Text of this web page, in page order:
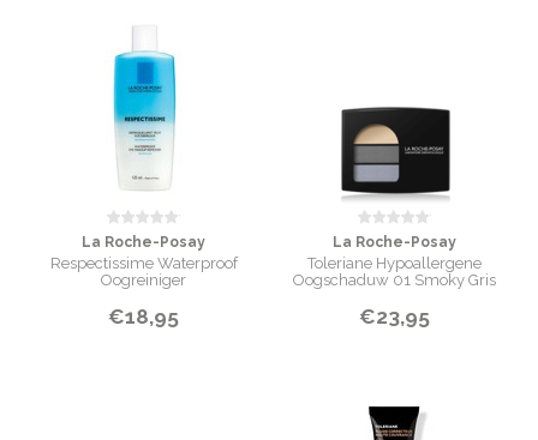
La Roche-Posay
Respectissime Waterproof
Oogreiniger
€18,95
La Roche-Posay
Toleriane Hypoallergene
Oogschaduw 01 Smoky Gris
€23,95